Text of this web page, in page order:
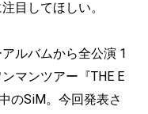
目してほしい。
ルバムから全公演 1
マンツアー『THE E
のSiM。今回発表さ